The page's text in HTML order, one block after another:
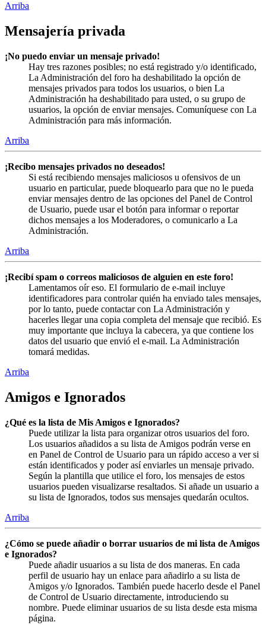
Arriba
Mensajería privada
¡No puedo enviar un mensaje privado!
Hay tres razones posibles; no está registrado y/o identificado,
La Administración del foro ha deshabilitado la opción de
mensajes privados para todos los usuarios, o bien La
Administración ha deshabilitado para usted, o su grupo de
usuarios, la opción de enviar mensajes. Comuníquese con La
Administración para más información.
Arriba
¡Recibo mensajes privados no deseados!
Si está recibiendo mensajes maliciosos u ofensivos de un
usuario en particular, puede bloquearlo para que no le pueda
enviar mensajes dentro de las opciones del Panel de Control
de Usuario, puede usar el botón para informar o reportar
dichos mensajes a los Moderadores, o comunicarlo a La
Administración.
Arriba
¡Recibí spam o correos maliciosos de alguien en este foro!
Lamentamos oír eso. El formulario de e-mail incluye
identificadores para controlar quién ha enviado tales mensajes,
por lo tanto, puede contactar con La Administración y
hacerles llegar una copia completa del mensaje que recibió. Es
muy importante que incluya la cabecera, ya que contiene los
datos del usuario que envió el e-mail. La Administración
tomará medidas.
Arriba
Amigos e Ignorados
¿Qué es la lista de Mis Amigos e Ignorados?
Puede utilizar la lista para organizar otros usuarios del foro.
Los usuarios añadidos a su lista de Amigos podrán verse en
en Panel de Control de Usuario para un rápido acceso a ver si
están identificados y poder así enviarles un mensaje privado.
Según la plantilla que utilice el foro, los mensajes de estos
usuarios pueden visualizarse resaltados. Si añade un usuario a
su lista de Ignorados, todos sus mensajes quedarán ocultos.
Arriba
¿Cómo se puede añadir o borrar usuarios de mi lista de Amigos
e Ignorados?
Puede añadir usuarios a su lista de dos maneras. En cada
perfil de usuario hay un enlace para añadirlo a su lista de
Amigos y/o Ignorados. También puede hacerlo desde el Panel
de Control de Usuario directamente, introduciendo su
nombre. Puede eliminar usuarios de su lista desde esta misma
página.